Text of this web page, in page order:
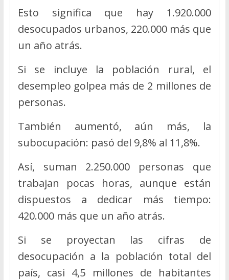
Esto significa que hay 1.920.000
desocupados urbanos, 220.000 más que
un año atrás.
Si se incluye la población rural, el
desempleo golpea más de 2 millones de
personas.
También aumentó, aún más, la
subocupación: pasó del 9,8% al 11,8%.
Así, suman 2.250.000 personas que
trabajan pocas horas, aunque están
dispuestos a dedicar más tiempo:
420.000 más que un año atrás.
Si se proyectan las cifras de
desocupación a la población total del
país, casi 4,5 millones de habitantes